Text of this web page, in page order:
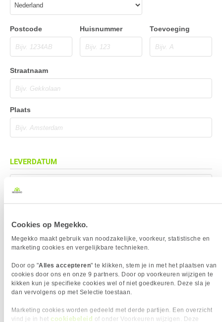
Cookies op Megekko.
Megekko maakt gebruik van noodzakelijke, voorkeur, statistische en
marketing cookies en vergelijkbare technieken.
Door op "Alles accepteren" te klikken, stem je in met het plaatsen van
cookies door ons en onze 9 partners. Door op voorkeuren wijzigen te
kikken kun je specifieke cookies wel of niet goedkeuren. Deze sla je
dan vervolgens op met Selectie toestaan.
Marketing cookies worden gedeeld met derde partijen. Een overzicht
vind je in het cookiebeleid of onder Voorkeuren wijzigen. Deze
Postcode Huisnummer Toevoeging
Straatnaam
Plaats
LEVERDATUM
Mag eerder geleverd worden (indien mogelijk)
BEZORGADRES
Bezorging op alternatief adres
Afhalen op PostNL afhaalpunt